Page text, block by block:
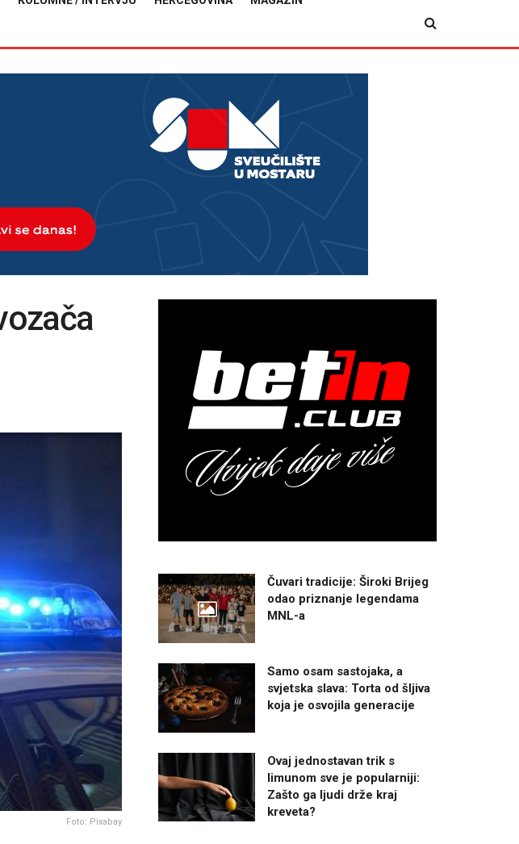
Foto: Pixabay
Čuvari tradicije: Široki Brijeg
odao priznanje legendama
MNL-a
Samo osam sastojaka, a
svjetska slava: Torta od šljiva
koja je osvojila generacije
Ovaj jednostavan trik s
limunom sve je popularniji:
Zašto ga ljudi drže kraj
kreveta?